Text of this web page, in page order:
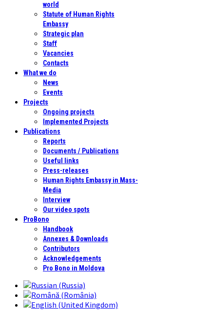
world
Statute of Human Rights
Embassy
Strategic plan
Staff
Vacancies
Contacts
What we do
News
Events
Projects
Ongoing projects
Implemented Projects
Publications
Reports
Documents / Publications
Useful links
Press-releases
Human Rights Embassy in Mass-
Media
Interview
Our video spots
ProBono
Handbook
Annexes & Downloads
Contributors
Acknowledgements
Pro Bono in Moldova